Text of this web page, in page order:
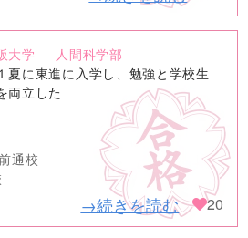
大学
人間科学部
夏に東進に入学し、勉強と学校生
両立した
通校
→続きを読む 20